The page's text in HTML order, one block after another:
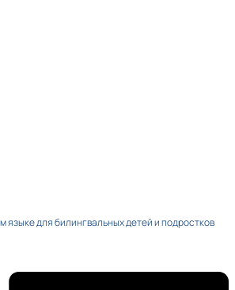
для билингвальных детей и подростков